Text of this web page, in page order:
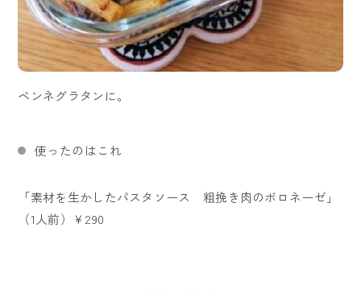
ペンネグラタンに。
使ったのはこれ
「素材を生かしたパスタソース 粗挽き肉のボロネーゼ」
（1人前）￥290